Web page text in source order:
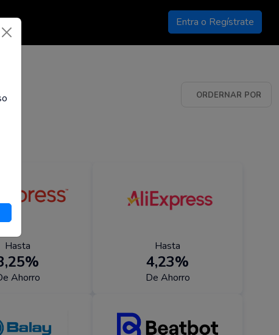
Entra o Regístrate
ORDERNAR POR
Taza de reembolso
Hasta
Ahorro
Hasta
4,23%
De Ahorro